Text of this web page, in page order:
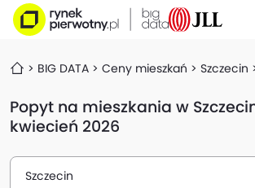
BIG DATA Ceny mieszkań Szczecin
Popyt na mieszkania w
kwiecień 2026
Szczecin